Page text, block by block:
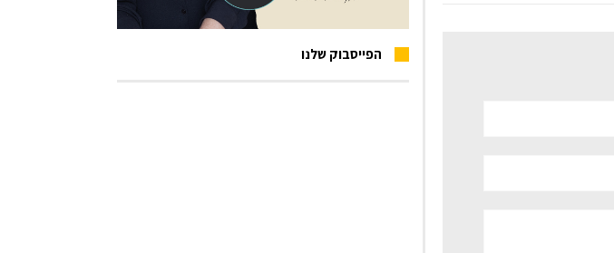
הפייסבוק שלנו